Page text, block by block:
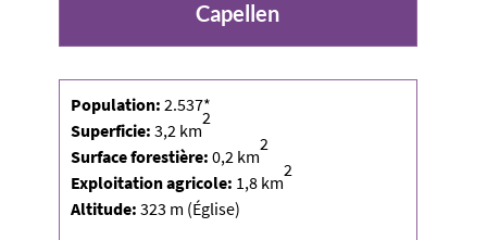
Capellen
Population: 2.537*
Superficie: 3,2 km
2
Surface forestière: 0,2 km
2
Exploitation agricole: 1,8 km
2
Altitude: 323 m (Église)